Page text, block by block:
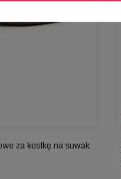
za kostkę na suwak